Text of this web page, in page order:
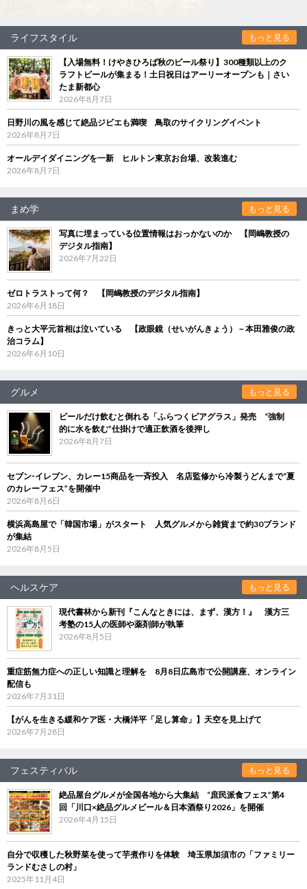
ライフスタイル もっと見る
【入場無料！けやきひろば秋のビール祭り】300種類以上のク
ラフトビールが集まる！土日祝日はアーリーオープンも｜さい
たま新都心
2026年8月7日
日野川の風を感じて絶品ジビエも満喫 鳥取のサイクリングイベント
2026年8月7日
オールデイダイニングを一新 ヒルトン東京お台場、改装進む
2026年8月7日
まめ学 もっと見る
写真に埋まっている位置情報はおっかないのか 【岡嶋教授の
デジタル指南】
2026年7月22日
ゼロトラストって何？ 【岡嶋教授のデジタル指南】
2026年6月18日
きっと大平元首相は泣いている 【政眼鏡（せいがんきょう）－本田雅俊の政
治コラム】
2026年6月10日
グルメ もっと見る
ビールだけ飲むと倒れる「ふらつくビアグラス」発売 “強制
的に水を飲む”仕掛けで適正飲酒を後押し
2026年8月7日
セブン‐イレブン、カレー15商品を一斉投入 名店監修から冷製うどんまで“夏
のカレーフェス”を開催中
2026年8月6日
横浜高島屋で「韓国市場」がスタート 人気グルメから雑貨まで約30ブランド
が集結
2026年8月5日
ヘルスケア もっと見る
現代書林から新刊『こんなときには、まず、漢方！』 漢方三
考塾の15人の医師や薬剤師が執筆
2026年8月5日
重症筋無力症への正しい知識と理解を 8月8日広島市で公開講座、オンライン
配信も
2026年7月31日
【がんを生きる緩和ケア医・大橋洋平「足し算命」】天空を見上げて
2026年7月28日
フェスティバル もっと見る
絶品屋台グルメが全国各地から大集結 “庶民派食フェス”第4
回「川口×絶品グルメビール＆日本酒祭り2026」を開催
2026年4月15日
自分で収穫した秋野菜を使って芋煮作りを体験 埼玉県加須市の「ファミリー
ランドむさしの村」
2025年11月4日